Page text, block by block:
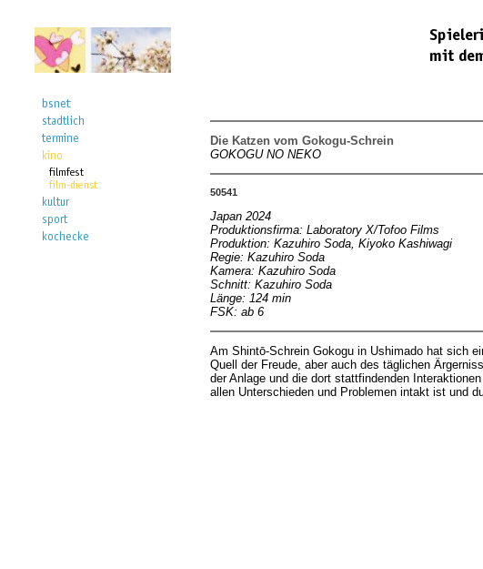
Die Katzen vom Gokogu-Schrein
GOKOGU NO NEKO
50541
Japan 2024
Produktionsfirma: Laboratory X/Tofoo Films
Produktion: Kazuhiro Soda, Kiyoko Kashiwagi
Regie: Kazuhiro Soda
Kamera: Kazuhiro Soda
Schnitt: Kazuhiro Soda
Länge: 124 min
FSK: ab 6
Am Shintō-Schrein Gokogu in Ushimado hat sich
Quell der Freude, aber auch des täglichen
der Anlage und die dort stattfindenden
allen Unterschieden und Problemen intakt ist und